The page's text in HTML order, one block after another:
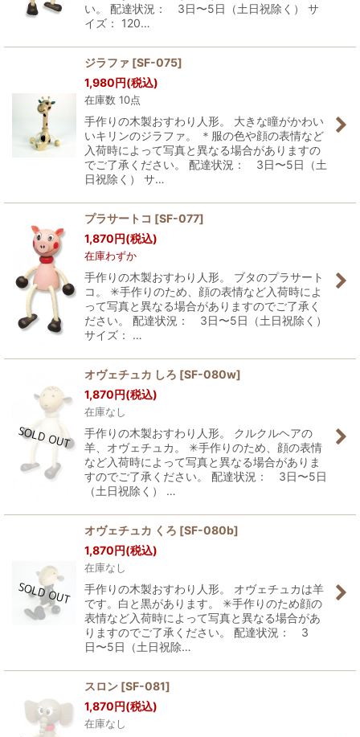
い。 配達状況： 3日〜5日（土日祝除く） サ
イズ： 120…
ジラファ [SF-075]
1,980円(税込)
在庫数 10点
手作りの木製おすわり人形。 大きな瞳がかわい
いキリンのジラファ。 ＊服の色や顔の表情など
入荷時によって写真と異なる場合がありますの
でご了承ください。 配達状況： 3日〜5日（土
日祝除く） サ…
プラサートコ [SF-077]
1,870円(税込)
在庫わずか
手作りの木製おすわり人形。 ブタのプラサート
コ。 ✳︎手作りのため、顔の表情など入荷時によ
って写真と異なる場合がありますのでご了承く
ださい。 配達状況： 3日〜5日（土日祝除く）
サイズ： …
オヴェチュカ しろ [SF-080w]
1,870円(税込)
在庫なし
手作りの木製おすわり人形。 クルクルヘアの
羊、オヴェチュカ。 ✳︎手作りのため、顔の表情
など入荷時によって写真と異なる場合がありま
すのでご了承ください。 配達状況： 3日〜5日
（土日祝除く） …
オヴェチュカ くろ [SF-080b]
1,870円(税込)
在庫なし
手作りの木製おすわり人形。 オヴェチュカは羊
です。白と黒があります。 ✳︎手作りのため顔の
表情など入荷時によって写真と異なる場合があ
りますのでご了承ください。 配達状況： 3
日〜5日（土日祝除…
スロン [SF-081]
1,870円(税込)
在庫なし